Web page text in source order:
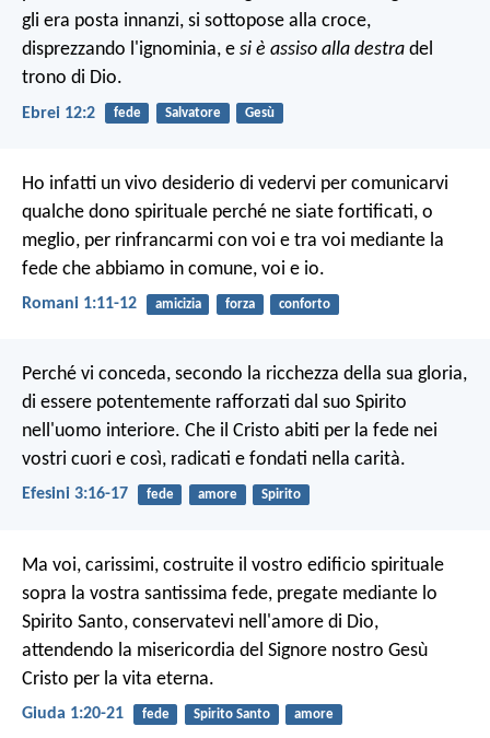
gli era posta innanzi, si sottopose alla croce,
disprezzando l'ignominia, e si è assiso alla destra del
trono di Dio.
Ebrei 12:2 fede Salvatore Gesù
Ho infatti un vivo desiderio di vedervi per comunicarvi
qualche dono spirituale perché ne siate fortificati, o
meglio, per rinfrancarmi con voi e tra voi mediante la
fede che abbiamo in comune, voi e io.
Romani 1:11-12 amicizia forza conforto
Perché vi conceda, secondo la ricchezza della sua gloria,
di essere potentemente rafforzati dal suo Spirito
nell'uomo interiore. Che il Cristo abiti per la fede nei
vostri cuori e così, radicati e fondati nella carità.
Efesini 3:16-17 fede amore Spirito
Ma voi, carissimi, costruite il vostro edificio spirituale
sopra la vostra santissima fede, pregate mediante lo
Spirito Santo, conservatevi nell'amore di Dio,
attendendo la misericordia del Signore nostro Gesù
Cristo per la vita eterna.
Giuda 1:20-21 fede Spirito Santo amore